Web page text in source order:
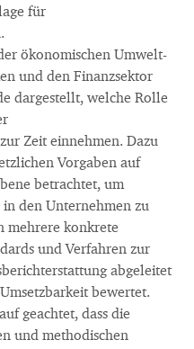
für
ökonomischen Umwelt-
und den Finanzsektor
dargestellt, welche Rolle
Zeit einnehmen. Dazu
Vorgaben auf
betrachtet, um
den Unternehmen zu
mehrere konkrete
und Verfahren zur
abgeleitet
bewertet.
geachtet, dass die
und methodischen